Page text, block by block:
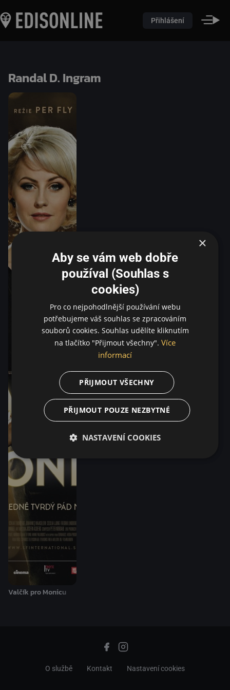
Přihlášení
Randal D. Ingram
Valčík pro Monicu
O službě Kontakt Nastavení cookies
×
Aby se vám web dobře
používal (Souhlas s
cookies)
Pro co nejpohodlnější používání webu
potřebujeme váš souhlas se zpracováním
souborů cookies. Souhlas udělíte kliknutím
na tlačítko "Přijmout všechny". Více
informací
PŘIJMOUT VŠECHNY
PŘIJMOUT POUZE NEZBYTNÉ
NASTAVENÍ COOKIES